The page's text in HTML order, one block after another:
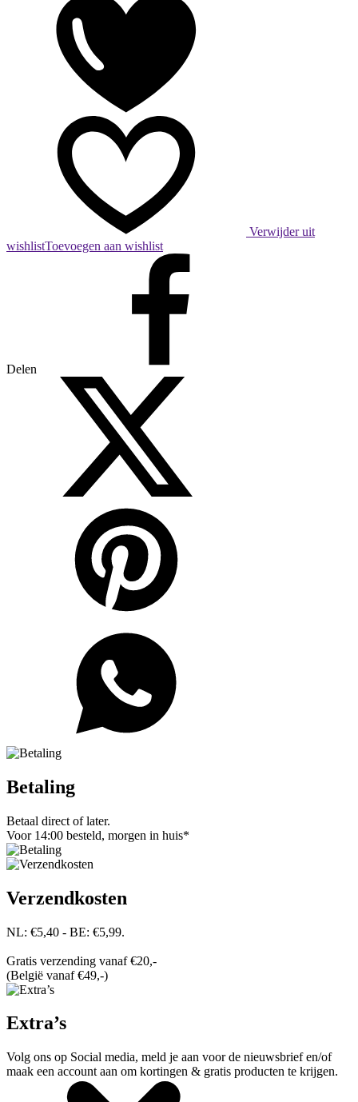
Verwijder uit
wishlistToevoegen aan wishlist
Delen
Betaling
Betaal direct of later.
Voor 14:00 besteld, morgen in huis*
Verzendkosten
NL: €5,40 - BE: €5,99.
Gratis verzending vanaf €20,-
(België vanaf €49,-)
Extra’s
Volg ons op Social media, meld je aan voor de nieuwsbrief en/of
maak een account aan om kortingen & gratis producten te krijgen.